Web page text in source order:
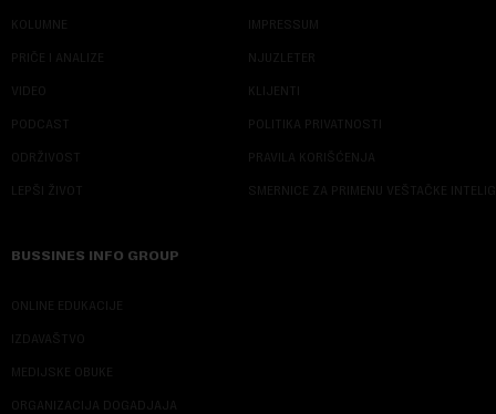
KOLUMNE
PRIČE I ANALIZE
VIDEO
PODCAST
ODRŽIVOST
LEPŠI ŽIVOT
IMPRESSUM
NJUZLETER
KLIJENTI
POLITIKA PRIVATNOSTI
PRAVILA KORIŠĆENJA
SMERNICE ZA PRIMENU VEŠTAČKE
BUSSINES INFO GROUP
ONLINE EDUKACIJE
IZDAVAŠTVO
MEDIJSKE OBUKE
ORGANIZACIJA DOGADJAJA